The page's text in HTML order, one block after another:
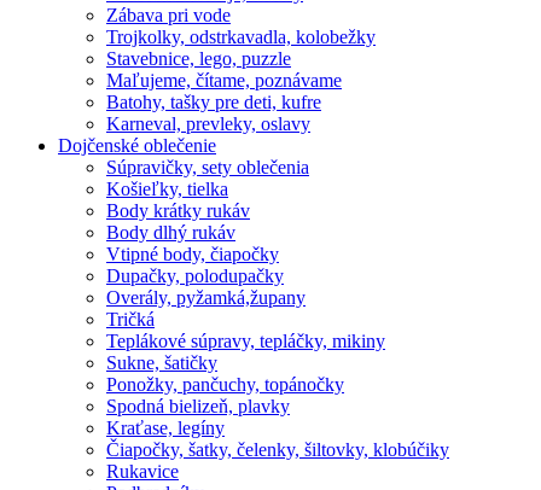
Zábava pri vode
Trojkolky, odstrkavadla, kolobežky
Stavebnice, lego, puzzle
Maľujeme, čítame, poznávame
Batohy, tašky pre deti, kufre
Karneval, prevleky, oslavy
Dojčenské oblečenie
Súpravičky, sety oblečenia
Košieľky, tielka
Body krátky rukáv
Body dlhý rukáv
Vtipné body, čiapočky
Dupačky, polodupačky
Overály, pyžamká,župany
Tričká
Teplákové súpravy, tepláčky, mikiny
Sukne, šatičky
Ponožky, pančuchy, topánočky
Spodná bielizeň, plavky
Kraťase, legíny
Čiapočky, šatky, čelenky, šiltovky, klobúčiky
Rukavice